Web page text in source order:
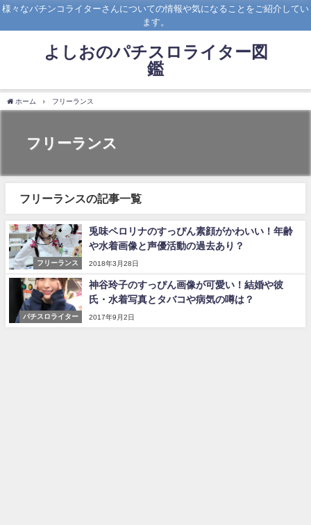
様々なパチンコライターさんについての情報や気になることをご紹介してい
ます。
よしおのパチスロライター図
鑑
ホーム フリーランス
フリーランス
フリーランスの記事一覧
フリーランス
兎味ペロリナのすっぴん素顔がかわいい！年齢
や水着画像と声優活動の過去あり？
2018年3月28日
パチスロライター
神谷玲子のすっぴん画像が可愛い！結婚や彼
氏・水着写真とタバコや病気の噂は？
2017年9月2日